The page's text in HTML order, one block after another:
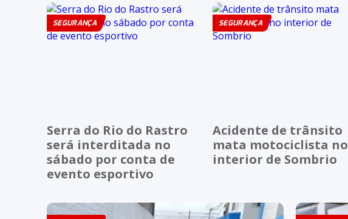
SEGURANÇA
Serra do Rio do Rastro
será interditada no
sábado por conta de
evento esportivo
SEGURANÇA
Acidente de trânsito
mata motociclista no
interior de Sombrio